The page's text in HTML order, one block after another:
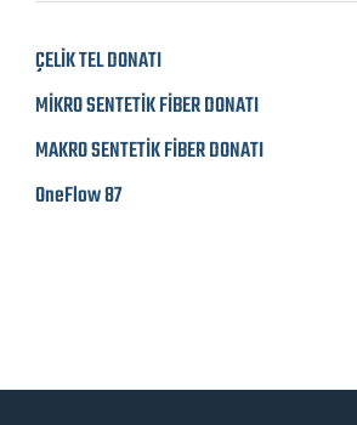
ÇELİK TEL DONATI
MİKRO SENTETİK FİBER DONATI
MAKRO SENTETİK FİBER DONATI
OneFlow 87